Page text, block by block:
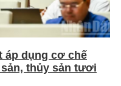
áp dụng cơ chế
thủy sản tươi